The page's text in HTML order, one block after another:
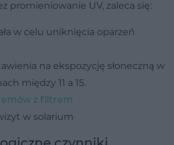
promieniowanie UV, zaleca się:
w celu uniknięcia oparzeń
na ekspozycję słoneczną w
między 11 a 15.
z filtrem
w solarium